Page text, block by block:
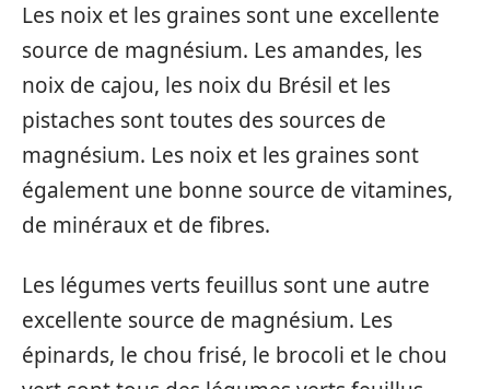
Les noix et les graines sont une excellente
source de magnésium. Les amandes, les
noix de cajou, les noix du Brésil et les
pistaches sont toutes des sources de
magnésium. Les noix et les graines sont
également une bonne source de vitamines,
de minéraux et de fibres.
Les légumes verts feuillus sont une autre
excellente source de magnésium. Les
épinards, le chou frisé, le brocoli et le chou